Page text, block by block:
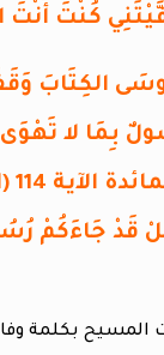
كُنْتَ أَنْتَ
87 (وَلَقَدْ آتَيْنَا
بِمَا لا
قُلْ قَدْ جَاءَكُمْ